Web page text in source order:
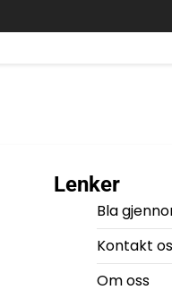
Lenker
Bla
Kontakt
Om oss